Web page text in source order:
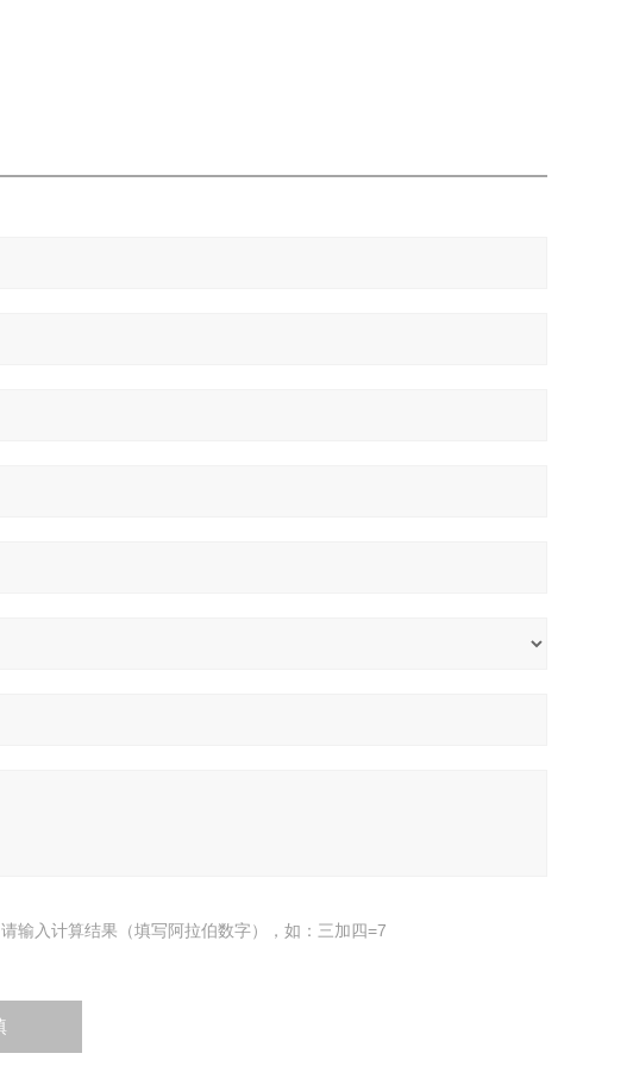
请输入计算结果（填写阿拉伯数字），如：三加四=7